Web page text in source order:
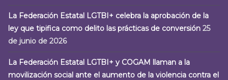
La Federación Estatal LGTBI+ celebra la aprobación de la
ley que tipifica como delito las prácticas de conversión 25
de junio de 2026
La Federación Estatal LGTBI+ y COGAM llaman a la
movilización social ante el aumento de la violencia contra el